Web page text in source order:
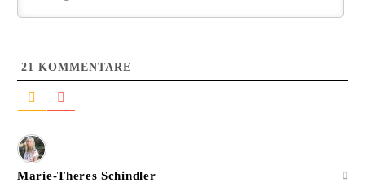
21 KOMMENTARE
Marie-Theres Schindler